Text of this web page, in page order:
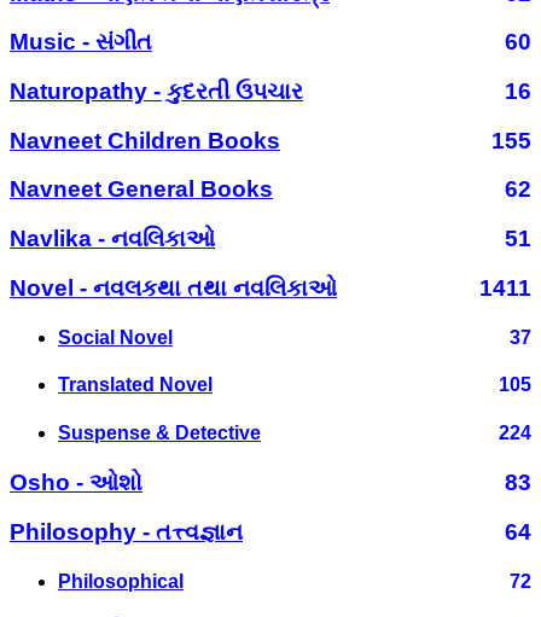
Music - સંગીત
60
Naturopathy - કુદરતી ઉપચાર
16
Navneet Children Books
155
Navneet General Books
62
Navlika - નવલિકાઓ
51
Novel - નવલકથા તથા નવલિકાઓ
1411
Social Novel 37
Translated Novel 105
Suspense & Detective 224
Osho - ઓશો
83
Philosophy - તત્ત્વજ્ઞાન
64
Philosophical 72